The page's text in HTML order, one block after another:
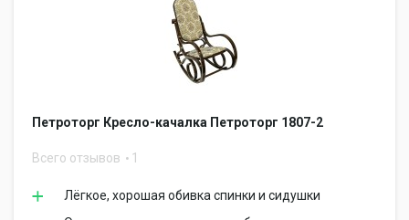
Петроторг Кресло-качалка Петроторг 1807-2
Всего отзывов 1
Лёгкое, хорошая обивка спинки и сидушки